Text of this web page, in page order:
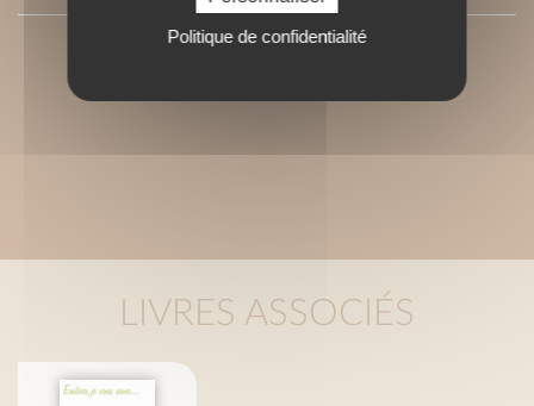
LIVRES ASSOCIÉS
Politique de confidentialité